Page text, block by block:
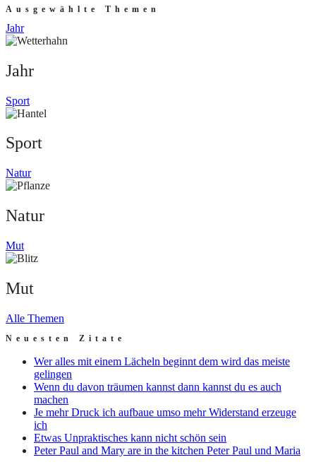
Ausgewählte Themen
Jahr
Jahr
Sport
Sport
Natur
Natur
Mut
Mut
Alle Themen
Neuesten Zitate
Wer alles mit einem Lächeln beginnt dem wird das meiste
gelingen
Wenn du davon träumen kannst dann kannst du es auch
machen
Je mehr Druck ich aufbaue umso mehr Widerstand erzeuge
ich
Etwas Unpraktisches kann nicht schön sein
Peter Paul and Mary are in the kitchen Peter Paul und Maria